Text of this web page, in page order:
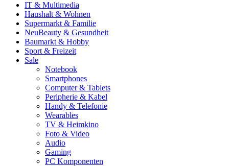
IT & Multimedia
Haushalt & Wohnen
Supermarkt & Familie
NeuBeauty & Gesundheit
Baumarkt & Hobby
Sport & Freizeit
Sale
Notebook
Smartphones
Computer & Tablets
Peripherie & Kabel
Handy & Telefonie
Wearables
TV & Heimkino
Foto & Video
Audio
Gaming
PC Komponenten